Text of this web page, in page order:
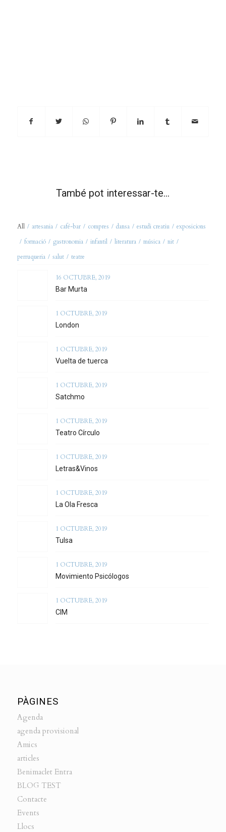
També pot interessar-te…
All / artesania / café-bar / compres / dansa / estudi creatiu / exposicions
/ formació / gastronomia / infantil / literatura / música / nit /
perruqueria / salut / teatre
16 OCTUBRE, 2019
Bar Murta
1 OCTUBRE, 2019
London
1 OCTUBRE, 2019
Vuelta de tuerca
1 OCTUBRE, 2019
Satchmo
1 OCTUBRE, 2019
Teatro Círculo
1 OCTUBRE, 2019
Letras&Vinos
1 OCTUBRE, 2019
La Ola Fresca
1 OCTUBRE, 2019
Tulsa
1 OCTUBRE, 2019
Movimiento Psicólogos
1 OCTUBRE, 2019
CIM
PÀGINES
Agenda
agenda provisional
Amics
articles
Benimaclet Entra
BLOG TEST
Contacte
Events
Llocs